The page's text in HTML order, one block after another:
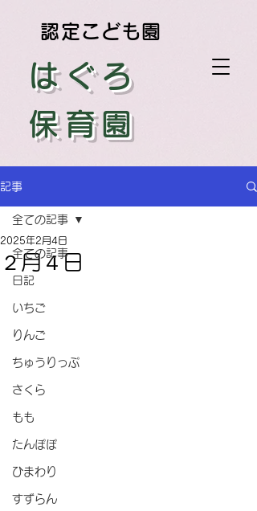
はぐろ
保育園
認定こども園
記事
全ての記事
日記
いちご
りんご
ちゅうりっぷ
さくら
もも
たんぽぽ
ひまわり
すずらん
全ての記事
２月４日
2025年2月4日